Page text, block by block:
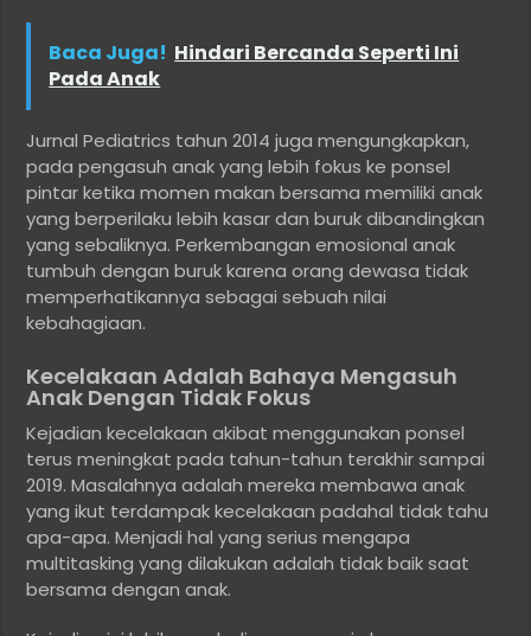
Baca Juga! Hindari Bercanda Seperti Ini
Pada Anak
Jurnal Pediatrics tahun 2014 juga mengungkapkan,
pada pengasuh anak yang lebih fokus ke ponsel
pintar ketika momen makan bersama memiliki anak
yang berperilaku lebih kasar dan buruk dibandingkan
yang sebaliknya. Perkembangan emosional anak
tumbuh dengan buruk karena orang dewasa tidak
memperhatikannya sebagai sebuah nilai
kebahagiaan.
Kecelakaan Adalah Bahaya Mengasuh
Anak Dengan Tidak Fokus
Kejadian kecelakaan akibat menggunakan ponsel
terus meningkat pada tahun-tahun terakhir sampai
2019. Masalahnya adalah mereka membawa anak
yang ikut terdampak kecelakaan padahal tidak tahu
apa-apa. Menjadi hal yang serius mengapa
multitasking yang dilakukan adalah tidak baik saat
bersama dengan anak.